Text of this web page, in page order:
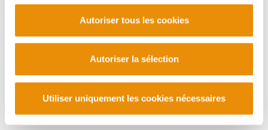
Autoriser tous les cookies
Autoriser la sélection
Utiliser uniquement les cookies nécessaires